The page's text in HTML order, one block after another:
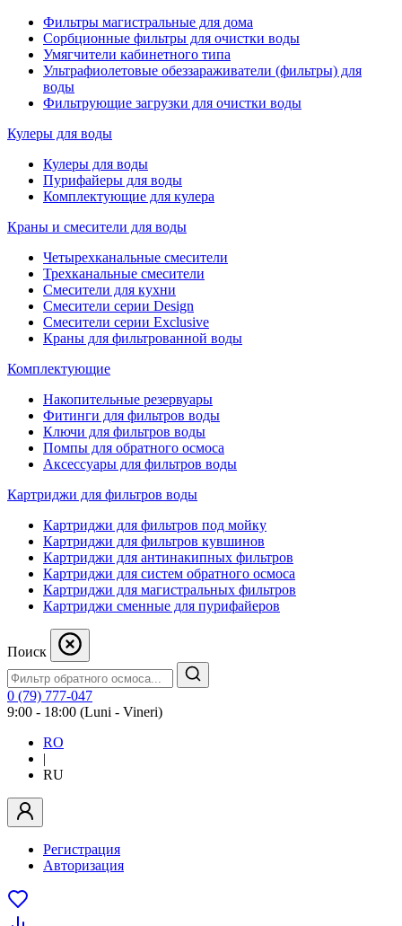
Фильтры магистральные для дома
Сорбционные фильтры для очистки воды
Умягчители кабинетного типа
Ультрафиолетовые обеззараживатели (фильтры) для
воды
Фильтрующие загрузки для очистки воды
Кулеры для воды
Кулеры для воды
Пурифайеры для воды
Комплектующие для кулера
Краны и смесители для воды
Четырехканальные смесители
Трехканальные смесители
Смесители для кухни
Смесители серии Design
Смесители серии Exclusive
Краны для фильтрованной воды
Комплектующие
Накопительные резервуары
Фитинги для фильтров воды
Ключи для фильтров воды
Помпы для обратного осмоса
Аксессуары для фильтров воды
Картриджи для фильтров воды
Картриджи для фильтров под мойку
Картриджи для фильтров кувшинов
Картриджи для антинакипных фильтров
Картриджи для систем обратного осмоса
Картриджи для магистральных фильтров
Картриджи сменные для пурифайеров
Поиск
0 (79) 777-047
9:00 - 18:00 (Luni - Vineri)
RO
|
RU
Регистрация
Авторизация